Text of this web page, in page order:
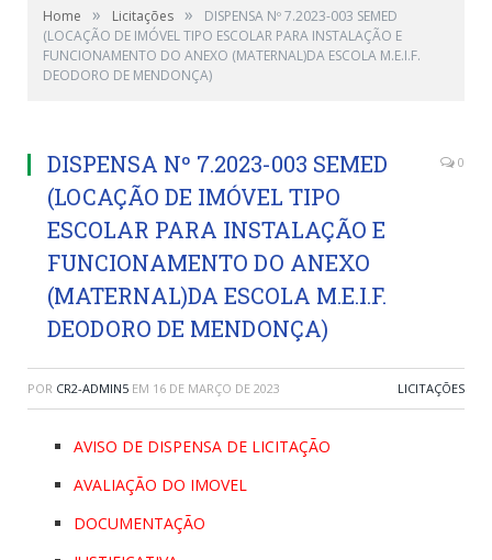
Home » Licitações »
DISPENSA Nº 7.2023-003 SEMED
(LOCAÇÃO DE IMÓVEL TIPO ESCOLAR PARA INSTALAÇÃO E
FUNCIONAMENTO DO ANEXO (MATERNAL)DA ESCOLA M.E.I.F.
DEODORO DE MENDONÇA)
DISPENSA Nº 7.2023-003 SEMED
(LOCAÇÃO DE IMÓVEL TIPO
ESCOLAR PARA INSTALAÇÃO E
FUNCIONAMENTO DO ANEXO
(MATERNAL)DA ESCOLA M.E.I.F.
DEODORO DE MENDONÇA)
0
POR CR2-ADMIN5 EM 16 DE MARÇO DE 2023 LICITAÇÕES
AVISO DE DISPENSA DE LICITAÇÃO
AVALIAÇÃO DO IMOVEL
DOCUMENTAÇÃO